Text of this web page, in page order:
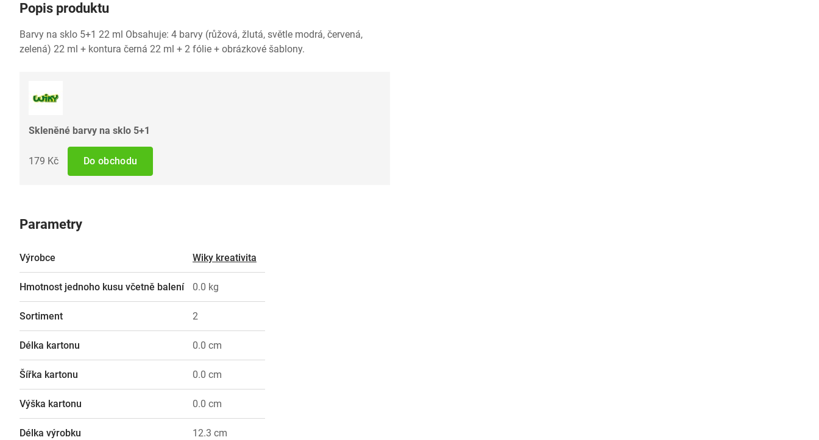
Popis produktu
Barvy na sklo 5+1 22 ml Obsahuje: 4 barvy (růžová, žlutá, světle modrá, červená,
zelená) 22 ml + kontura černá 22 ml + 2 fólie + obrázkové šablony.
Skleněné barvy na sklo 5+1
179 Kč Do obchodu
Parametry
Výrobce Wiky kreativita
Hmotnost jednoho kusu včetně balení 0.0 kg
Sortiment 2
Délka kartonu 0.0 cm
Šířka kartonu 0.0 cm
Výška kartonu 0.0 cm
Délka výrobku 12.3 cm